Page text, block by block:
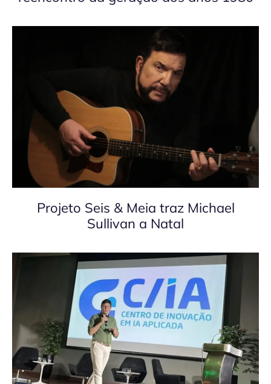
Projeto Seis & Meia traz Michael
Sullivan a Natal